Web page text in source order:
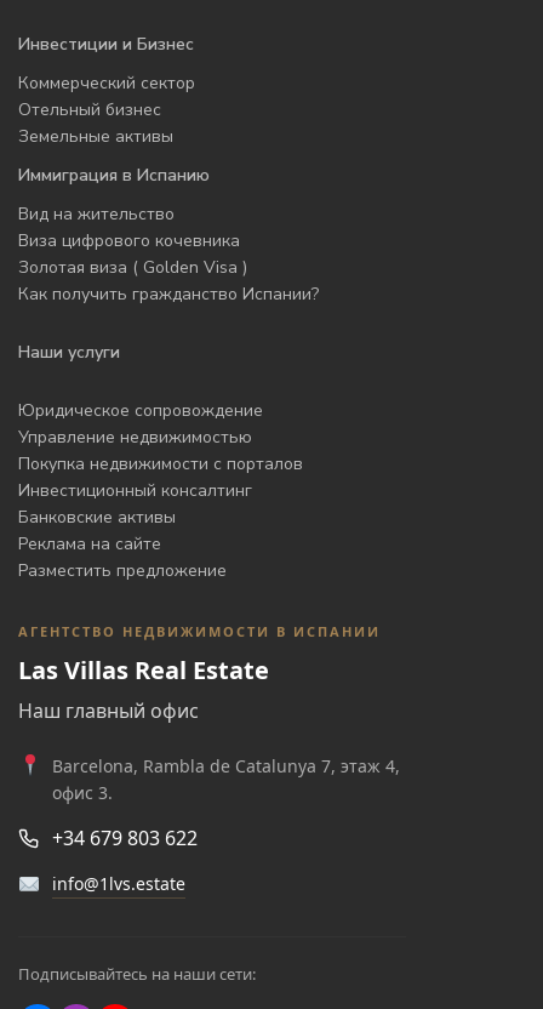
Инвестиции и Бизнес
Коммерческий сектор
Отельный бизнес
Земельные активы
Иммиграция в Испанию
Вид на жительство
Виза цифрового кочевника
Золотая виза ( Golden Visa )
Как получить гражданство Испании?
Наши услуги
Юридическое сопровождение
Управление недвижимостью
Покупка недвижимости с порталов
Инвестиционный консалтинг
Банковские активы
Реклама на сайте
Разместить предложение
АГЕНТСТВО НЕДВИЖИМОСТИ В ИСПАНИИ
Las Villas Real Estate
Наш главный офис
Barcelona, Rambla de Catalunya 7, этаж 4,
офис 3.
+34 679 803 622
info@1lvs.estate
Подписывайтесь на наши сети: